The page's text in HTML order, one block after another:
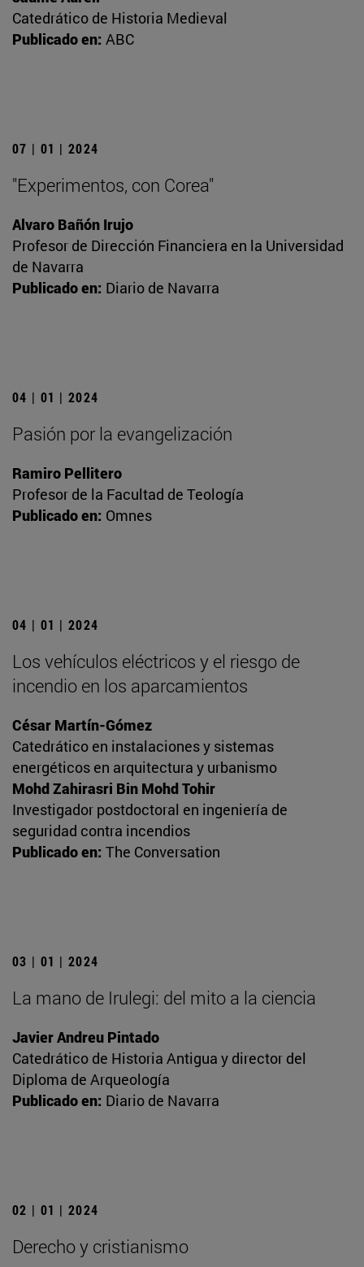
Catedrático de Historia Medieval
Publicado en: ABC
07 | 01 | 2024
"Experimentos, con Corea"
Alvaro Bañón Irujo
Profesor de Dirección Financiera en la Universidad
de Navarra
Publicado en: Diario de Navarra
04 | 01 | 2024
Pasión por la evangelización
Ramiro Pellitero
Profesor de la Facultad de Teología
Publicado en: Omnes
04 | 01 | 2024
Los vehículos eléctricos y el riesgo de
incendio en los aparcamientos
César Martín-Gómez
Catedrático en instalaciones y sistemas
energéticos en arquitectura y urbanismo
Mohd Zahirasri Bin Mohd Tohir
Investigador postdoctoral en ingeniería de
seguridad contra incendios
Publicado en: The Conversation
03 | 01 | 2024
La mano de Irulegi: del mito a la ciencia
Javier Andreu Pintado
Catedrático de Historia Antigua y director del
Diploma de Arqueología
Publicado en: Diario de Navarra
02 | 01 | 2024
Derecho y cristianismo